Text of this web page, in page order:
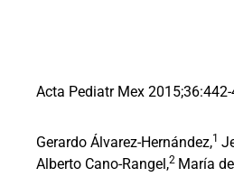
Acta Pediatr Mex
Gerardo Álvarez-Hernández,1
Alberto Cano-Rangel,2 María